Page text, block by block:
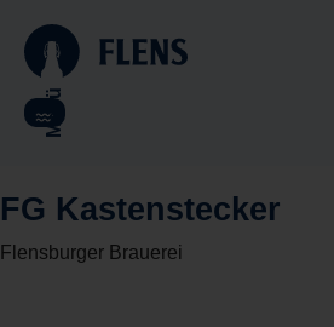
springen
Menü
FG Kastenstecker
Flensburger Brauerei